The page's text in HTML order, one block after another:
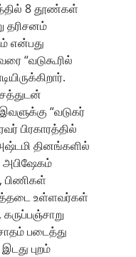
8 தூண்கள்
தரிசனம்
என்பது
“வடுகூரில்
“வடுகர்
பிரகாரத்தில்
தினங்களில்
அபிஷேகம்
உள்ளவர்கள்
படைத்து
புறம்